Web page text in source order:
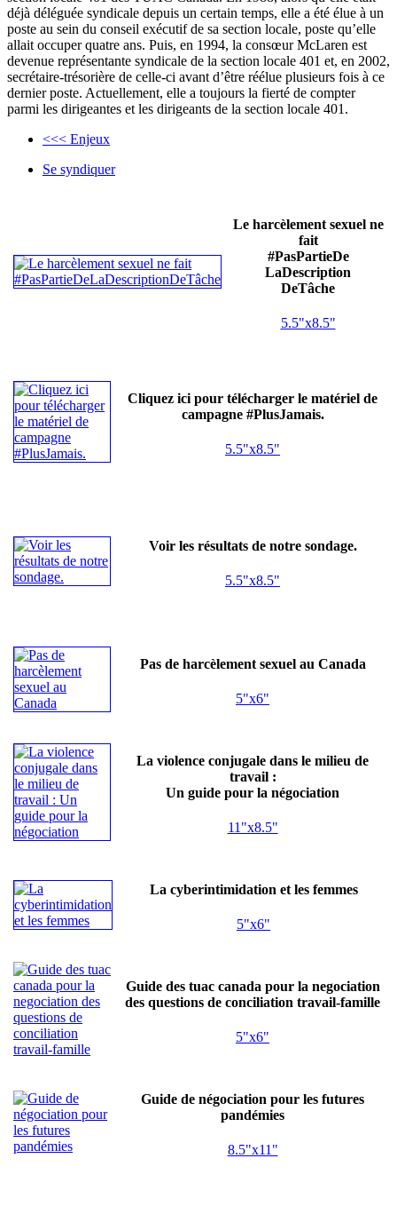
déjà déléguée syndicale depuis un certain temps, elle a été élue à un
poste au sein du conseil exécutif de sa section locale, poste qu’elle
allait occuper quatre ans. Puis, en 1994, la consœur McLaren est
devenue représentante syndicale de la section locale 401 et, en 2002,
secrétaire-trésorière de celle-ci avant d’être réélue plusieurs fois à ce
dernier poste. Actuellement, elle a toujours la fierté de compter
parmi les dirigeantes et les dirigeants de la section locale 401.
<<< Enjeux
Se syndiquer
Le harcèlement sexuel ne
fait
#PasPartieDe
LaDescription
DeTâche
5.5"x8.5"
Cliquez ici pour télécharger le matériel de
campagne #PlusJamais.
5.5"x8.5"
Voir les résultats de notre sondage.
5.5"x8.5"
Pas de harcèlement sexuel au Canada
5"x6"
La violence conjugale dans le milieu de
travail :
Un guide pour la négociation
11"x8.5"
La cyberintimidation et les femmes
5"x6"
Guide des tuac canada pour la negociation
des questions de conciliation travail-famille
5"x6"
Guide de négociation pour les futures
pandémies
8.5"x11"